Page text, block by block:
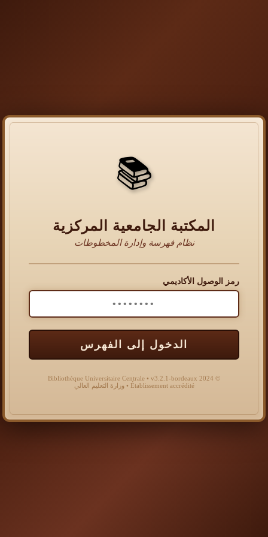
📚
المكتبة الجامعية المركزية
نظام فهرسة وإدارة المخطوطات
رمز الوصول الأكاديمي
الدخول إلى الفهرس
© 2024 Bibliothèque Universitaire Centrale • v3.2.1-bordeaux
Établissement accrédité • وزارة التعليم العالي